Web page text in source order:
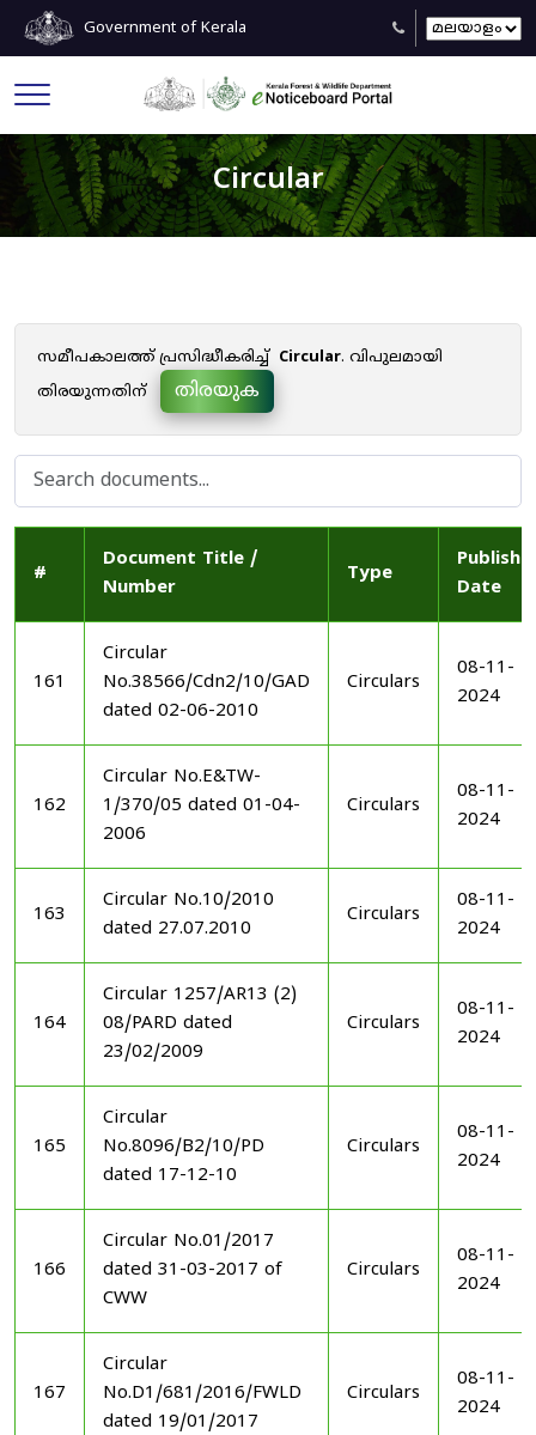
Government of Kerala
Circular
സമീപകാലത്ത് പ്രസിദ്ധീകരിച്ച് Circular. വിപുലമായി
തിരയുന്നതിന്
തിരയുക
#
Document Title /
Number
Type
Date
161
Circular
No.38566/Cdn2/10/GAD
dated 02-06-2010
Circulars
08-11-
2024
162
Circular No.E&TW-
1/370/05 dated 01-04-
2006
Circulars
08-11-
2024
163
Circular No.10/2010
dated 27.07.2010
Circulars
08-11-
2024
164
Circular 1257/AR13 (2)
08/PARD dated
23/02/2009
Circulars
08-11-
2024
165
Circular
No.8096/B2/10/PD
dated 17-12-10
Circulars
08-11-
2024
166
Circular No.01/2017
dated 31-03-2017 of
CWW
Circulars
08-11-
2024
167
Circular
No.D1/681/2016/FWLD
dated 19/01/2017
Circulars
08-11-
2024